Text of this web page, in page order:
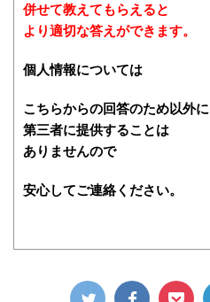
併せて教えてもらえると
より適切な答えができます。
個人情報については
こちらからの回答のため以外に
第三者に提供することは
ありませんので
安心してご連絡ください。